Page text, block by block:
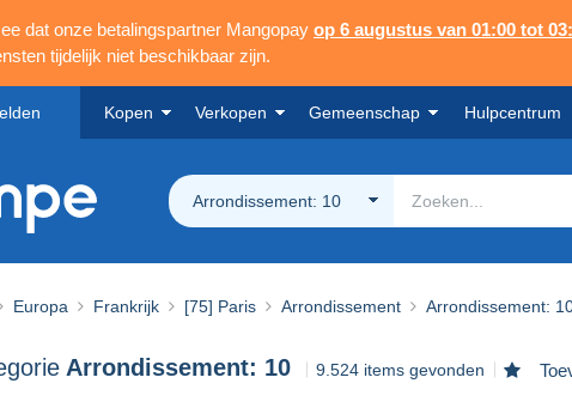
dat onze betalingspartner Mangopay op 6 augustus van 01:00 tot
tijdelijk niet beschikbaar zijn.
Kopen Verkopen Gemeenschap Hulpcentrum
Arrondissement: 10
Europa Frankrijk [75] Paris Arrondissement Arrondissement:
Arrondissement: 10 9.524 items gevonden